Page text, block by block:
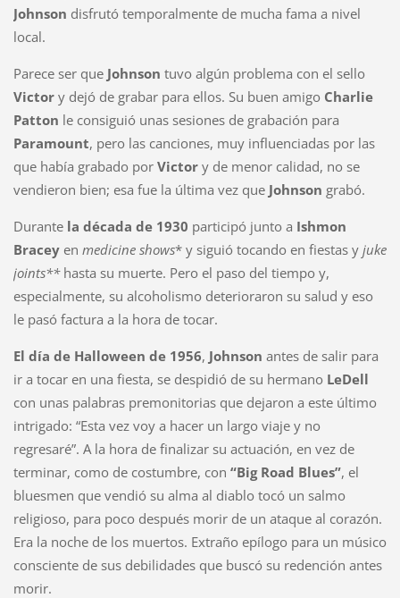
Johnson disfrutó temporalmente de mucha fama a nivel
local.
Parece ser que Johnson tuvo algún problema con el sello
Victory dejó de grabar para ellos. Su buen amigo Charlie
Patton le consiguió unas sesiones de grabación para
Paramount, pero las canciones, muy influenciadas por las
que había grabado por Victory de menor calidad, no se
vendieron bien; esa fue la última vez que Johnson grabó.
Durante la década de 1930 participó junto a Ishmon
Braceyen medicine shows* y siguió tocando en fiestas y juke
joints**hasta su muerte. Pero el paso del tiempo y,
especialmente, su alcoholismo deterioraron su salud y eso
le pasó factura a la hora de tocar.
El día de Halloween de 1956, Johnson antes de salir para
ir a tocar en una fiesta, se despidió de su hermano LeDell
con unas palabras premonitorias que dejaron a este último
intrigado: “Esta vez voy a hacer un largo viaje y no
regresaré”. A la hora de finalizar su actuación, en vez de
terminar, como de costumbre, con “Big Road Blues”, el
bluesmen que vendió su alma al diablo tocó un salmo
religioso, para poco después morir de un ataque al corazón.
Era la noche de los muertos. Extraño epílogo para un músico
consciente de sus debilidades que buscó su redención antes
morir.